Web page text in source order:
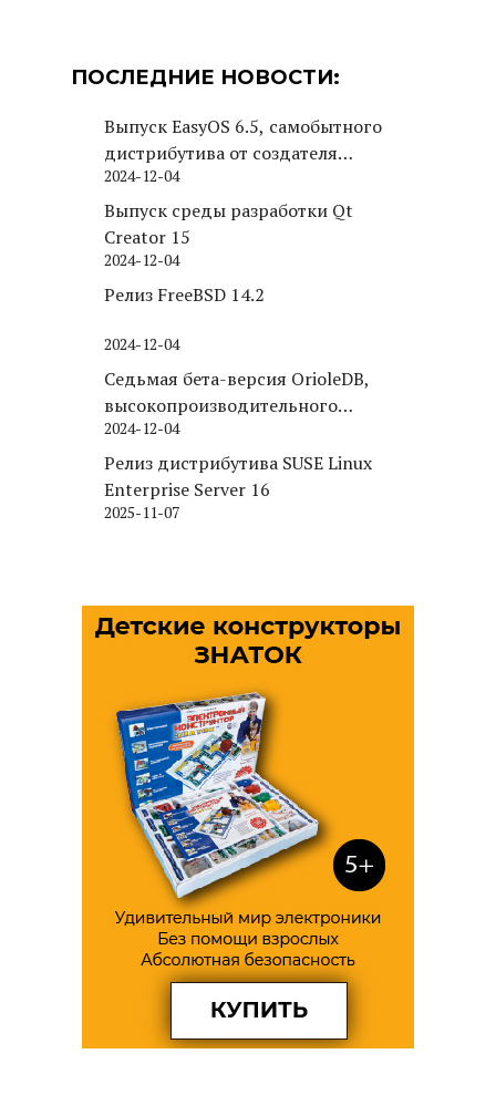
ПОСЛЕДНИЕ НОВОСТИ:
Выпуск EasyOS 6.5, самобытного
дистрибутива от создателя
Puppy Linux
2024-12-04
Выпуск среды разработки Qt
Creator 15
2024-12-04
Релиз FreeBSD 14.2
2024-12-04
Седьмая бета-версия OrioleDB,
высокопроизводительного
движка хранения для PostgreSQL
2024-12-04
Релиз дистрибутива SUSE Linux
Enterprise Server 16
2025-11-07